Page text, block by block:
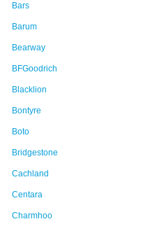
Bars
Barum
Bearway
BFGoodrich
Blacklion
Bontyre
Boto
Bridgestone
Cachland
Centara
Charmhoo